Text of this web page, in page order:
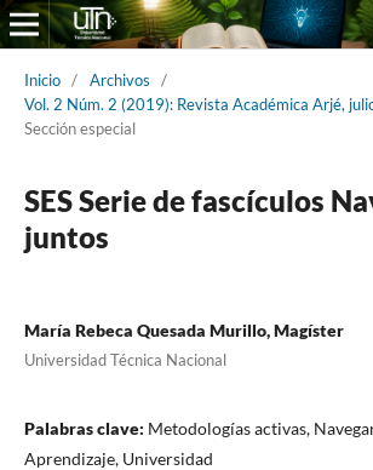
Inicio / Archivos
/
Vol. 2 Núm. 2 (2019): Revista Académica Arjé,
Sección especial
SES Serie de fascículos
juntos
María Rebeca Quesada Murillo, Magíster
Universidad Técnica Nacional
Palabras clave: Metodologías activas,
Aprendizaje, Universidad